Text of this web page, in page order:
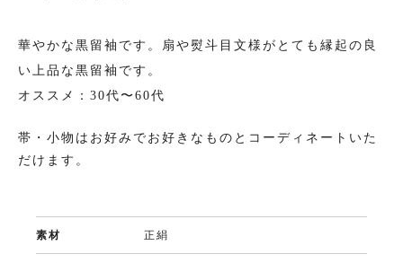
振袖の商品一覧へ
色留袖
華やかな黒留袖です。扇や熨斗目文様がとても縁起の良
い上品な黒留袖です。
オススメ：30代〜60代
帯・小物はお好みでお好きなものとコーディネートいた
だけます。
素材 正絹